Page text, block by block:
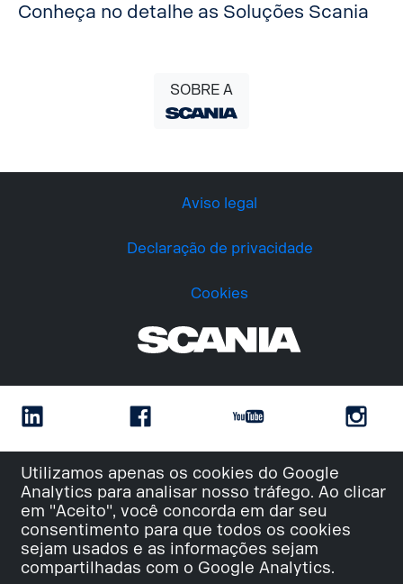
Utilizamos apenas os cookies do Google
Analytics para analisar nosso tráfego. Ao clicar
em "Aceito", você concorda em dar seu
consentimento para que todos os cookies
sejam usados e as informações sejam
compartilhadas com o Google Analytics.
Conheça no detalhe as Soluções Scania
SOBRE A
Aviso legal
Declaração de privacidade
Cookies